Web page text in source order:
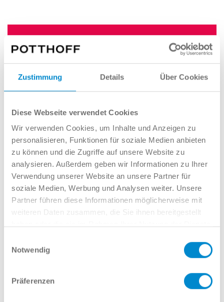
Zustimmung Details Über Cookies
Diese Webseite verwendet Cookies
Wir verwenden Cookies, um Inhalte und Anzeigen zu
personalisieren, Funktionen für soziale Medien anbieten
zu können und die Zugriffe auf unsere Website zu
analysieren. Außerdem geben wir Informationen zu Ihrer
Verwendung unserer Website an unsere Partner für
soziale Medien, Werbung und Analysen weiter. Unsere
Partner führen diese Informationen möglicherweise mit
weiteren Daten zusammen, die Sie ihnen bereitgestellt
Notwendig
Präferenzen
Gebrauchtwagenzuerstklassigen
Konditionen. So wird aus der großen
Nummer, ein kleiner Preis!
Ihr Auto schätzen
Interessieren Sie sich für dieses
Angebot? Wir möchten Sie gern